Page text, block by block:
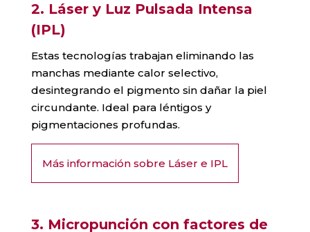
2. Láser y Luz Pulsada Intensa
(IPL)
Estas tecnologías trabajan eliminando las
manchas mediante calor selectivo,
desintegrando el pigmento sin dañar la piel
circundante. Ideal para léntigos y
pigmentaciones profundas.
Más información sobre Láser e IPL
3. Micropunción con factores de